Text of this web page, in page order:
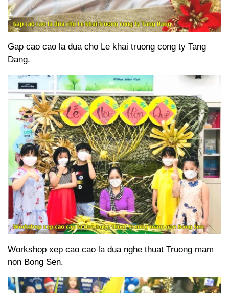
Gap cao cao la dua cho Le khai truong cong ty Tang
Dang.
Workshop xep cao cao la dua nghe thuat Truong mam
non Bong Sen.